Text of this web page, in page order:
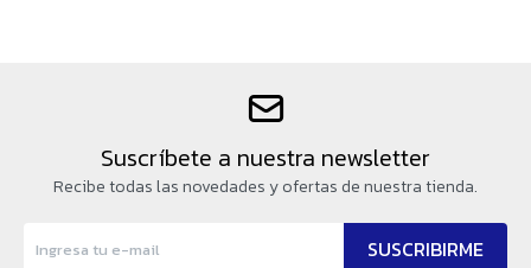
Suscríbete a nuestra newsletter
Recibe todas las novedades y ofertas de nuestra tienda.
SUSCRIBIRME